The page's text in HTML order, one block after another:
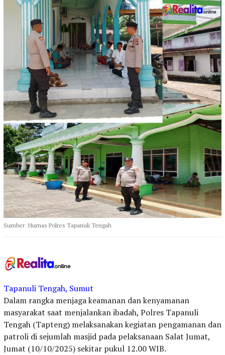
Sumber: Humas Polres Tapanuli Tengah
Tapanuli Tengah, Sumut
Dalam rangka menjaga keamanan dan kenyamanan
masyarakat saat menjalankan ibadah, Polres Tapanuli
Tengah (Tapteng) melaksanakan kegiatan pengamanan dan
patroli di sejumlah masjid pada pelaksanaan Salat Jumat,
Jumat (10/10/2025) sekitar pukul 12.00 WIB.